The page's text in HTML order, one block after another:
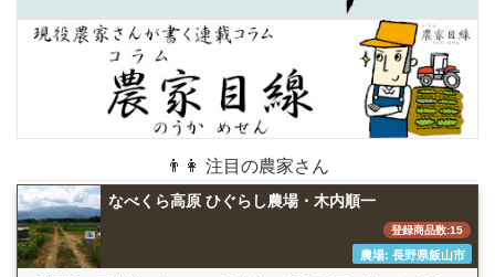
👨👩 注目の農家さん
なべくら高原 ひぐらし農場・木内順一
登録商品数:15
農場: 長野県飯山市